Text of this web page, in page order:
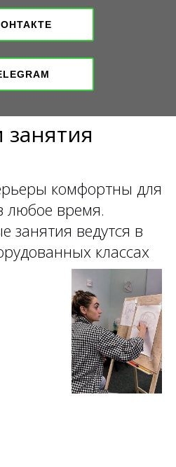
комфортны для
любое время.
занятия ведутся в
классах